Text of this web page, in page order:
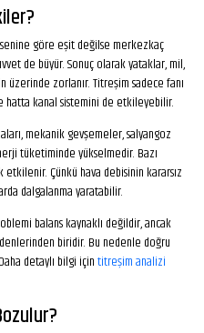
göre eşit değilse merkezkaç
de büyür. Sonuç olarak yataklar, mil,
zorlanır. Titreşim sadece fanı
hatta kanal sistemini de etkileyebilir.
mekanik gevşemeler, salyangoz
tüketiminde yükselmedir. Bazı
Çünkü hava debisinin kararsız
dalgalanma yaratabilir.
balans kaynaklı değildir, ancak
biridir. Bu nedenle doğru
detaylı bilgi içintitreşim analizi